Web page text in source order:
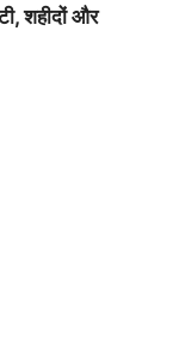
शहीदों और